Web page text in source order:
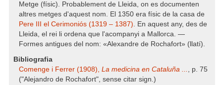
Metge (físic). Probablement de Lleida, on es documenten
altres metges d'aquest nom. El 1350 era físic de la casa de
Pere III el Cerimoniós (1319 – 1387). En aquest any, des de
Lleida, el rei li ordena que l'acompanyi a Mallorca. —
Formes antigues del nom: «Alexandre de Rochafort» (llatí).
Bibliografia
Comenge i Ferrer (1908), La medicina en Cataluña ... , p. 75
("Alejandro de Rochafort", sense citar sign.)